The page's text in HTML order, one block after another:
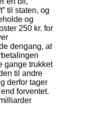
til staten, og
og
250 kr. for
dengang, at
gange trukket
til andre
derfor tager
forventet.